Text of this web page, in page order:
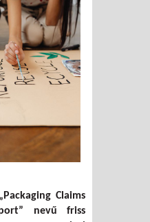
fenntarthatósági állításokkal,
értik azokat
Claims
nevű friss